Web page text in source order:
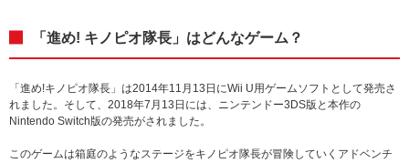
「進め! キノピオ隊長」はどんなゲーム？
「進め!キノピオ隊長」は2014年11月13日にWii U用ゲームソフトとして発売さ
れました。そして、2018年7月13日には、ニンテンドー3DS版と本作の
Nintendo Switch版の発売がされました。
このゲームは箱庭のようなステージをキノピオ隊長が冒険していくアドベンチ